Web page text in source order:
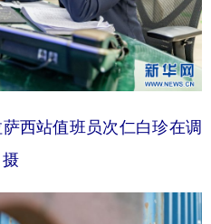
西站值班员次仁白珍在调